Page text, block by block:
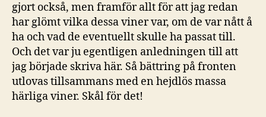
gjort också, men framför allt för att jag redan
har glömt vilka dessa viner var, om de var nått å
ha och vad de eventuellt skulle ha passat till.
Och det var ju egentligen anledningen till att
jag började skriva här. Så bättring på fronten
utlovas tillsammans med en hejdlös massa
härliga viner. Skål för det!